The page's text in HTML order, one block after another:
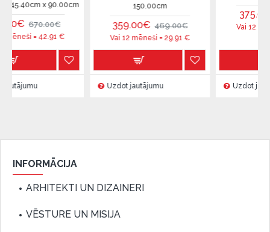
90.00cm
€
469.00€
Vai 12 mēneši =29.91€
Uzdot jautājumu
510.00€
Vai 12 mēneši =31.25
Uzdot jautājumu
INFORMĀCIJA
ARHITEKTI UN DIZAINERI
VĒSTURE UN MISIJA